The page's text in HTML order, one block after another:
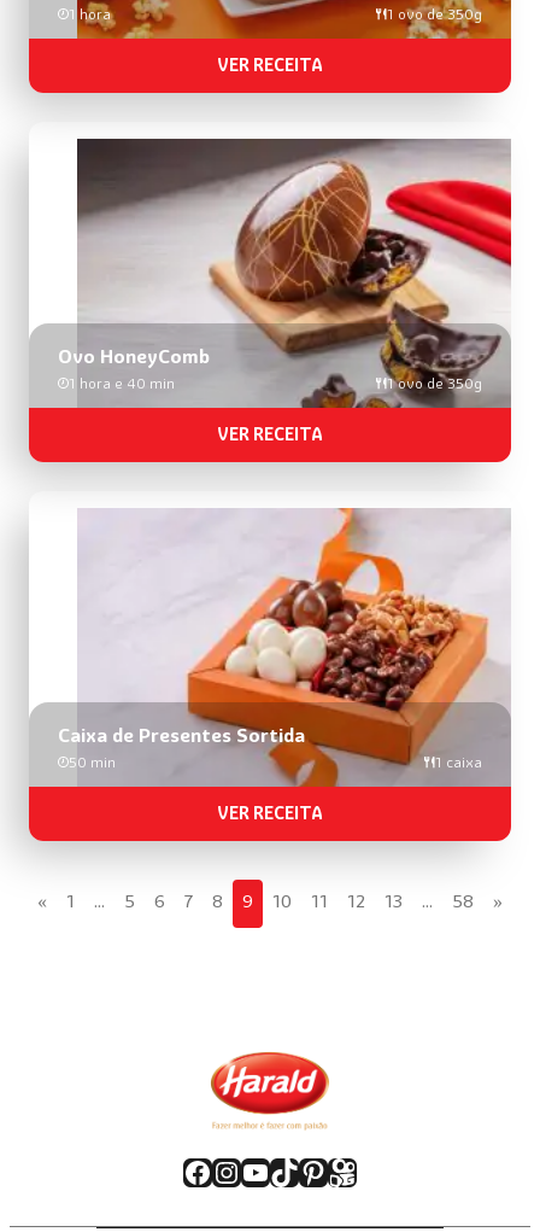
1 hora 1 ovo de 350g
VER RECEITA
Ovo HoneyComb
1 hora e 40 min 1 ovo de 350g
VER RECEITA
Caixa de Presentes Sortida
50 min 1 caixa
VER RECEITA
« 1 … 5 6 7 8 9 10 11 12 13 … 58 »
Facebook
Instagram
Youtube
TikTok
Pinterest
Kwai